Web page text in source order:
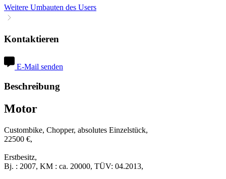
Weitere Umbauten des Users
Kontaktieren
E-Mail senden
Beschreibung
Motor
Custombike, Chopper, absolutes Einzelstück,
22500 €,
Erstbesitz,
Bj. : 2007, KM : ca. 20000, TÜV: 04.2013,